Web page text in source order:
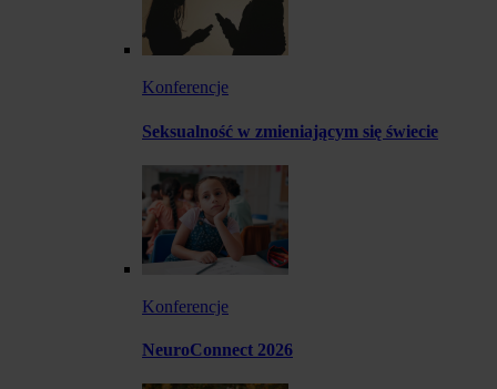
Konferencje
Seksualność w zmieniającym się świecie
Konferencje
NeuroConnect 2026